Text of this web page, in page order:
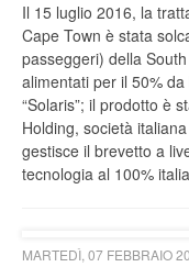
Il 15 luglio 2016, la
Cape Town è stata
passeggeri) della
alimentati per il 50%
“Solaris”; il prodotto è
Holding, società
gestisce il brevetto a
tecnologia al 100%
MARTEDÌ, 07 FEBBRAIO